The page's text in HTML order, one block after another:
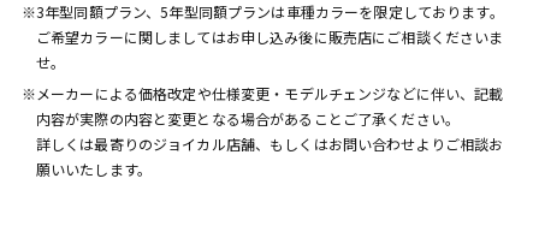
※3年型同額プラン、5年型同額プランは車種カラーを限定しております。
ご希望カラーに関しましてはお申し込み後に販売店にご相談くださいま
せ。
※メーカーによる価格改定や仕様変更・モデルチェンジなどに伴い、記載
内容が実際の内容と変更となる場合があることご了承ください。
詳しくは最寄りのジョイカル店舗、もしくはお問い合わせよりご相談お
願いいたします。